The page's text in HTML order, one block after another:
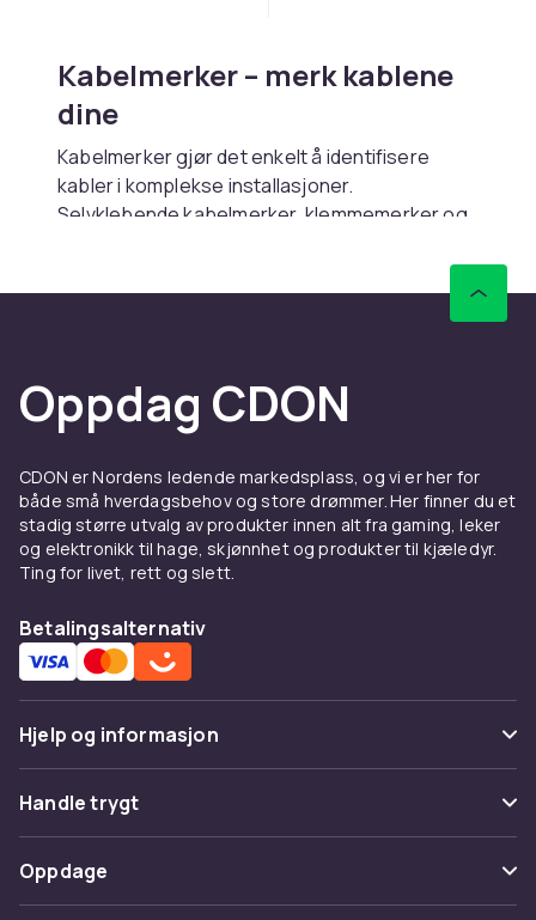
Kabelmerker – merk kablene
dine
Kabelmerker gjør det enkelt å identifisere
kabler i komplekse installasjoner.
Selvklebende kabelmerker, klemmemerker og
for Merketeip & -etiketter for
ledninger & kabler
Hos CDON finner du Merketeip & -etiketter for
ledninger & kabler fra ledende produsenter til
konkurransedyktige priser. Vårt brede
sortiment dekker alle prisklasser, fra
løsninger. Alle produkter er sertifiserte og
møter europeiske kvalitets- og
sikkerhetsstandarder.
Når du kjøper Merketeip & -etiketter for
ledninger & kabler hos CDON, får du tilgang til
spesifikasjoner, kundeanmeldelser og enkel
sammenligning av modeller. Vi tilbyr rask
levering og enkel retur.
Oppdag CDON
CDON er Nordens ledende markedsplass, og vi er her for
både små hverdagsbehov og store drømmer. Her finner du et
stadig større utvalg av produkter innen alt fra gaming, leker
og elektronikk til hage, skjønnhet og produkter til kjæledyr.
Ting for livet, rett og slett.
Betalingsalternativ
Hjelp og informasjon
Vanlige spørsmål
Spor pakke
Angre & returner her
Handle trygt
Betaling
Levering
Oppdage